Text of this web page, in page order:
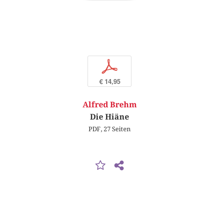
p
€ 14,95
Alfred Brehm
Die Hiäne
PDF, 27 Seiten